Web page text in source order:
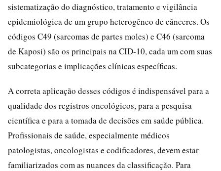
sistematização do diagnóstico, tratamento e vigilância
epidemiológica de um grupo heterogêneo de cânceres. Os
códigos C49 (sarcomas de partes moles) e C46 (sarcoma
de Kaposi) são os principais na CID-10, cada um com suas
subcategorias e implicações clínicas específicas.
A correta aplicação desses códigos é indispensável para a
qualidade dos registros oncológicos, para a pesquisa
científica e para a tomada de decisões em saúde pública.
Profissionais de saúde, especialmente médicos
patologistas, oncologistas e codificadores, devem estar
familiarizados com as nuances da classificação. Para